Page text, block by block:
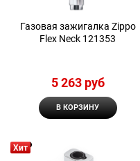
Газовая зажигалка Zippo
Flex Neck 121353
5 263 руб
В КОРЗИНУ
Хит